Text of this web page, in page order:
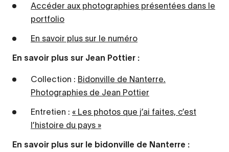
Accéder aux photographies présentées dans le
portfolio
En savoir plus sur le numéro
En savoir plus sur Jean Pottier :
Collection : Bidonville de Nanterre.
Photographies de Jean Pottier
Entretien : « Les photos que j’ai faites, c’est
l’histoire du pays »
En savoir plus sur le bidonville de Nanterre :